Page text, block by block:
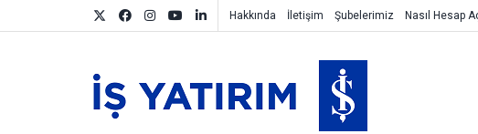
Hakkında İletişim Şubelerimiz Nasıl Hesap